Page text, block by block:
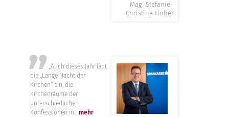
Mag. Stefanie
Christina Huber
”
„Auch dieses Jahr lädt
die „Lange Nacht der
Kirchen“ ein, die
Kirchenräume der
unterschiedlichen
Konfessionen in...mehr